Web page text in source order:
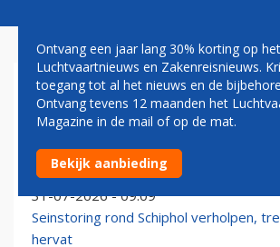
PRORAIL
Voormalig financieel directeur KLM Erik
de slag bij ProRail
31-07-2026 - 09:09
Seinstoring rond Schiphol verholpen,
hervat
Ontvang een jaar lang 30% korting op
Luchtvaartnieuws en Zakenreisnieuws.
toegang tot al het nieuws en de
Ontvang tevens 12 maanden het
Magazine in de mail of op de mat.
Bekijk aanbieding